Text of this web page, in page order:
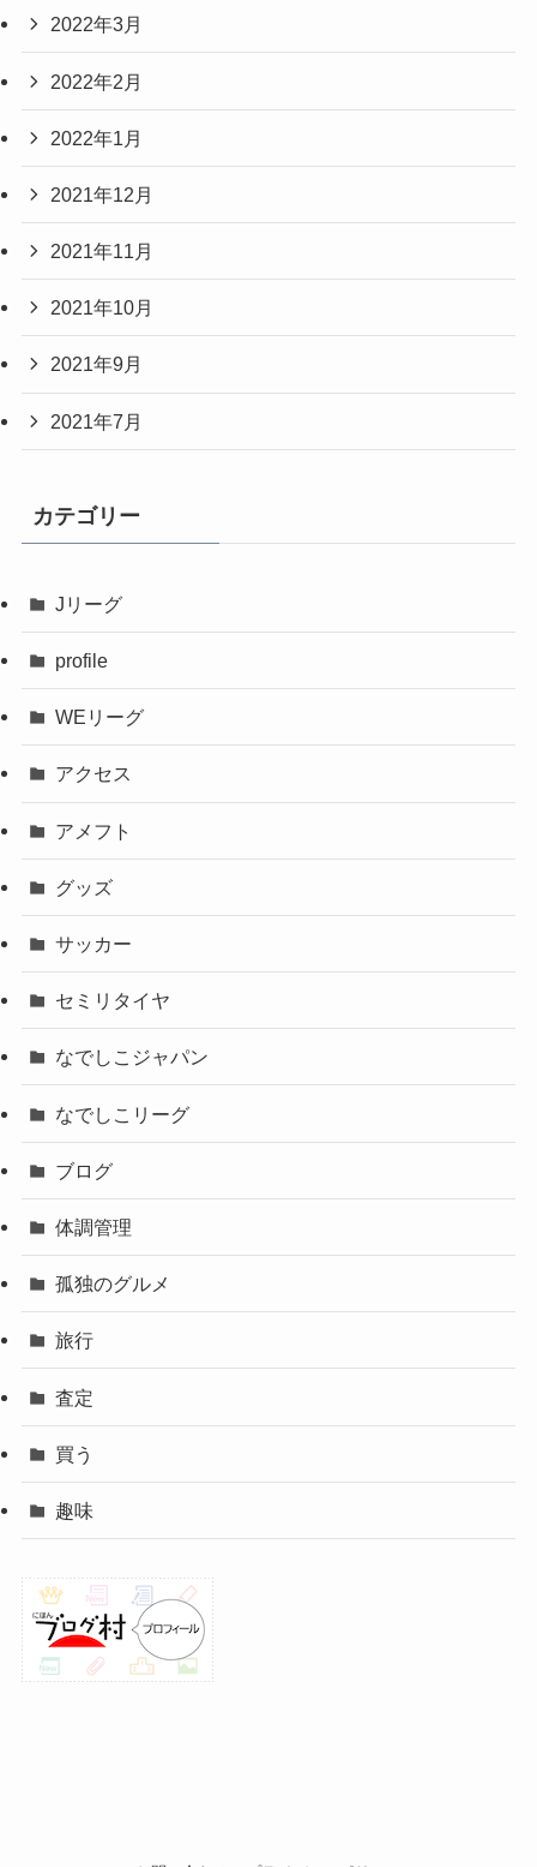
2022年3月
2022年2月
2022年1月
2021年12月
2021年11月
2021年10月
2021年9月
2021年7月
カテゴリー
Jリーグ
profile
WEリーグ
アクセス
アメフト
グッズ
サッカー
セミリタイヤ
なでしこジャパン
なでしこリーグ
ブログ
体調管理
孤独のグルメ
旅行
査定
買う
趣味